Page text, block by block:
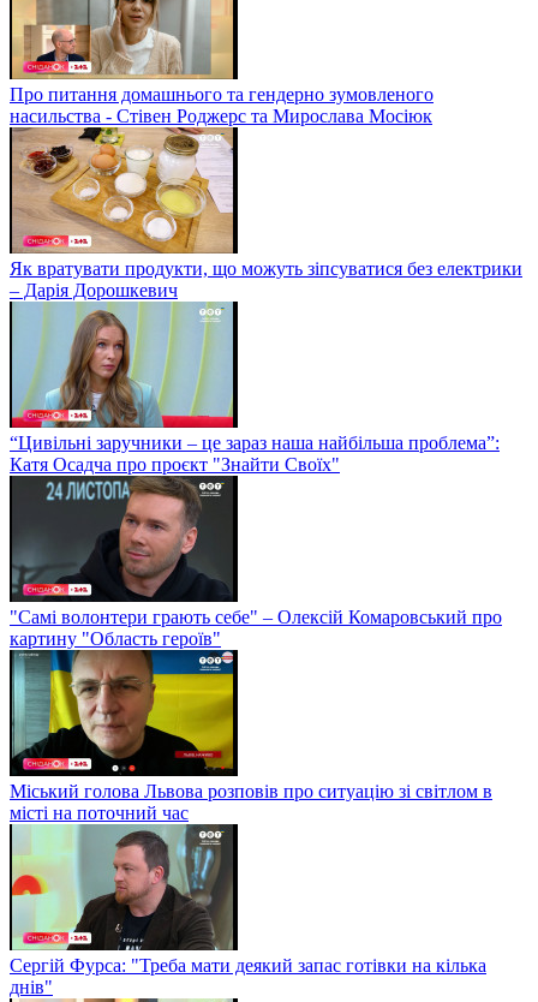
Про питання домашнього та гендерно зумовленого
насильства - Стівен Роджерс та Мирослава Мосіюк
Як вратувати продукти, що можуть зіпсуватися без електрики
– Дарія Дорошкевич
“Цивільні заручники – це зараз наша найбільша проблема”:
Катя Осадча про проєкт "Знайти Своїх"
"Самі волонтери грають себе" – Олексій Комаровський про
картину "Область героїв"
Міський голова Львова розповів про ситуацію зі світлом в
місті на поточний час
Сергій Фурса: "Треба мати деякий запас готівки на кілька
днів"